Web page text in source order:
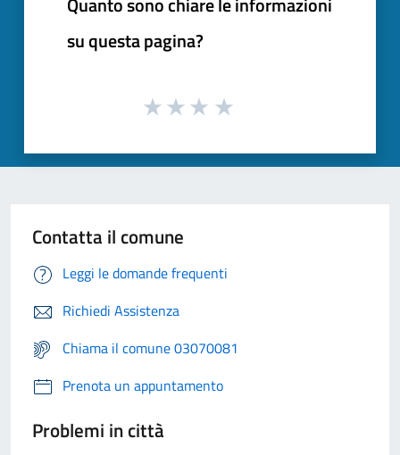
su questa pagina?
Contatta il comune
Leggi le domande frequenti
Richiedi Assistenza
Chiama il comune 03070081
Prenota un appuntamento
Problemi in città